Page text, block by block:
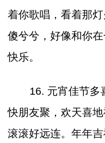
着你歌唱，看着那
傻兮兮，好像和你
快乐。
16. 元宵佳节多
快朋友聚，欢天喜
滚滚好远连。年年